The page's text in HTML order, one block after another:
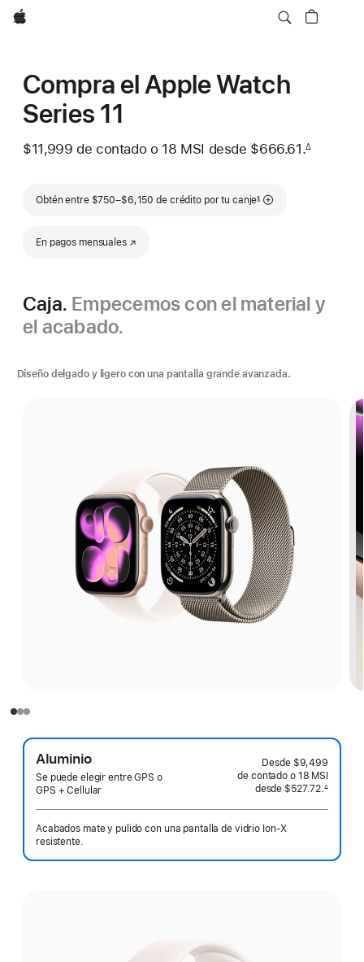
Apple
Compra el Apple Watch
Series 11
$11,999 de contado o 18 MSI desde $666.61.∆
Obtén entre $750–$6,150 de crédito por tu canje
Nota al pie
§
En pagos mensuales
(se abre en una nueva ventana)
Caja. Empecemos con el material y
el acabado.
Diseño delgado y ligero con una pantalla grande avanzada.
Aluminio
Se puede elegir entre GPS o
GPS + Cellular
Desde $9,499
de contado o 18 MSI
desde $527.72.∆
Acabados mate y pulido con una pantalla de vidrio Ion-X
resistente.